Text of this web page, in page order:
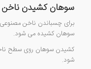
سوهان کشیدن ناخن
برای چسباندن ناخن
سوهان کشیده می شود.
کشیدن سوهان روی سطح
شود.